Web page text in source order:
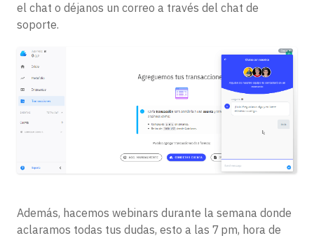
el chat o déjanos un correo a través del chat de
soporte.
Además, hacemos webinars durante la semana donde
aclaramos todas tus dudas, esto a las 7 pm, hora de